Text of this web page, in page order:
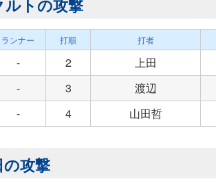
トの攻撃
ランナー 打順 打者
- 2
上田
- 3
渡辺
- 4 山田哲
攻撃